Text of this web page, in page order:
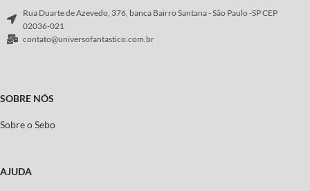
Rua Duarte de Azevedo, 376, banca Bairro Santana - São Paulo -SP CEP
02036-021
contato@universofantastico.com.br
SOBRE NÓS
Sobre o Sebo
AJUDA